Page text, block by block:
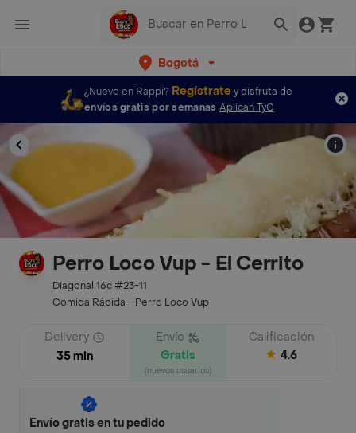
Bogotá
¿Nuevo en Rappi? Regístratey disfruta de
envíos gratis por semanas Aplican TyC
Perro Loco Vup - El Cerrito
Diagonal 16c #23-11
Comida Rápida - Perro Loco Vup
Delivery
35 min
Envío
Gratis
(nuevos usuarios)
Calificación
4.6
Envío gratis en tu pedido